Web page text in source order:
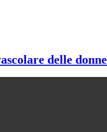
delle donne